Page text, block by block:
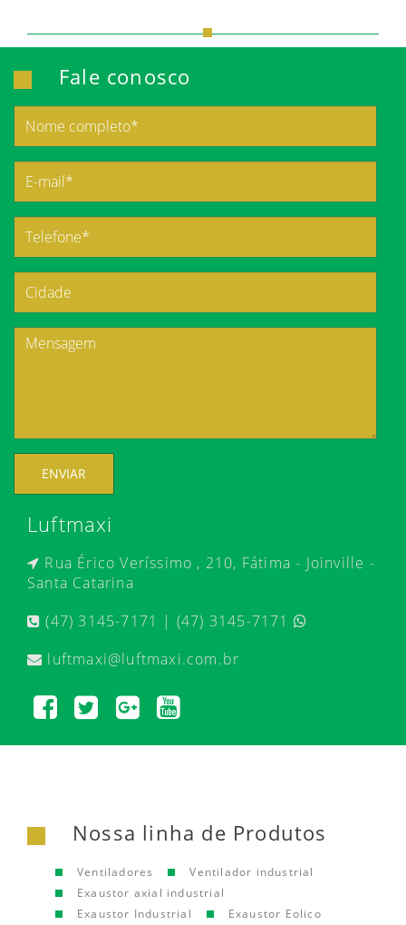
Fale conosco
ENVIAR
Luftmaxi
Rua Érico Veríssimo , 210, Fátima - Joinville -
Santa Catarina
(47) 3145-7171 | (47) 3145-7171
luftmaxi@luftmaxi.com.br
Nossa linha de Produtos
Ventiladores
Ventilador industrial
Exaustor axial industrial
Exaustor Industrial
Exaustor Eolico